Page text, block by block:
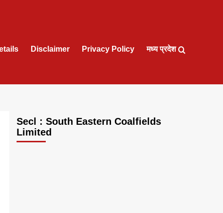
Disclaimer Privacy Policy मध्य प्रदेश
Secl : South Eastern Coalfields
Limited